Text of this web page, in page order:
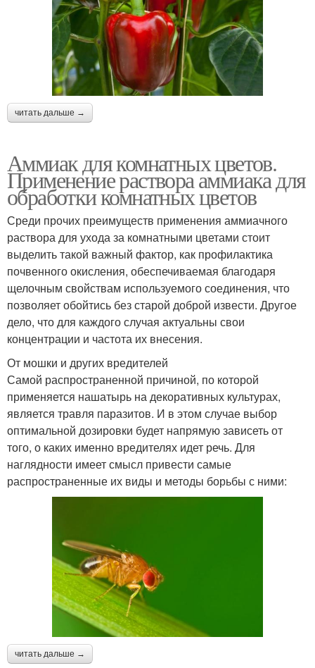
читать дальше →
Аммиак для комнатных цветов.
Применение раствора аммиака для
обработки комнатных цветов
Среди прочих преимуществ применения аммиачного
раствора для ухода за комнатными цветами стоит
выделить такой важный фактор, как профилактика
почвенного окисления, обеспечиваемая благодаря
щелочным свойствам используемого соединения, что
позволяет обойтись без старой доброй извести. Другое
дело, что для каждого случая актуальны свои
концентрации и частота их внесения.
От мошки и других вредителей
Самой распространенной причиной, по которой
применяется нашатырь на декоративных культурах,
является травля паразитов. И в этом случае выбор
оптимальной дозировки будет напрямую зависеть от
того, о каких именно вредителях идет речь. Для
наглядности имеет смысл привести самые
распространенные их виды и методы борьбы с ними:
читать дальше →